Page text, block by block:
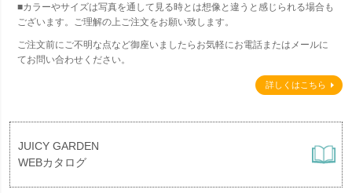
■カラーやサイズは写真を通して見る時とは想像と違うと感じられる場合も
ございます。ご理解の上ご注文をお願い致します。
ご注文前にご不明な点など御座いましたらお気軽にお電話またはメールに
てお問い合わせください。
詳しくはこちら
JUICY GARDEN
WEBカタログ